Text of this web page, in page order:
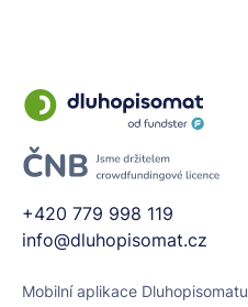
+420 779 998 119
info@dluhopisomat.cz
Mobilní aplikace Dluhopisomatu